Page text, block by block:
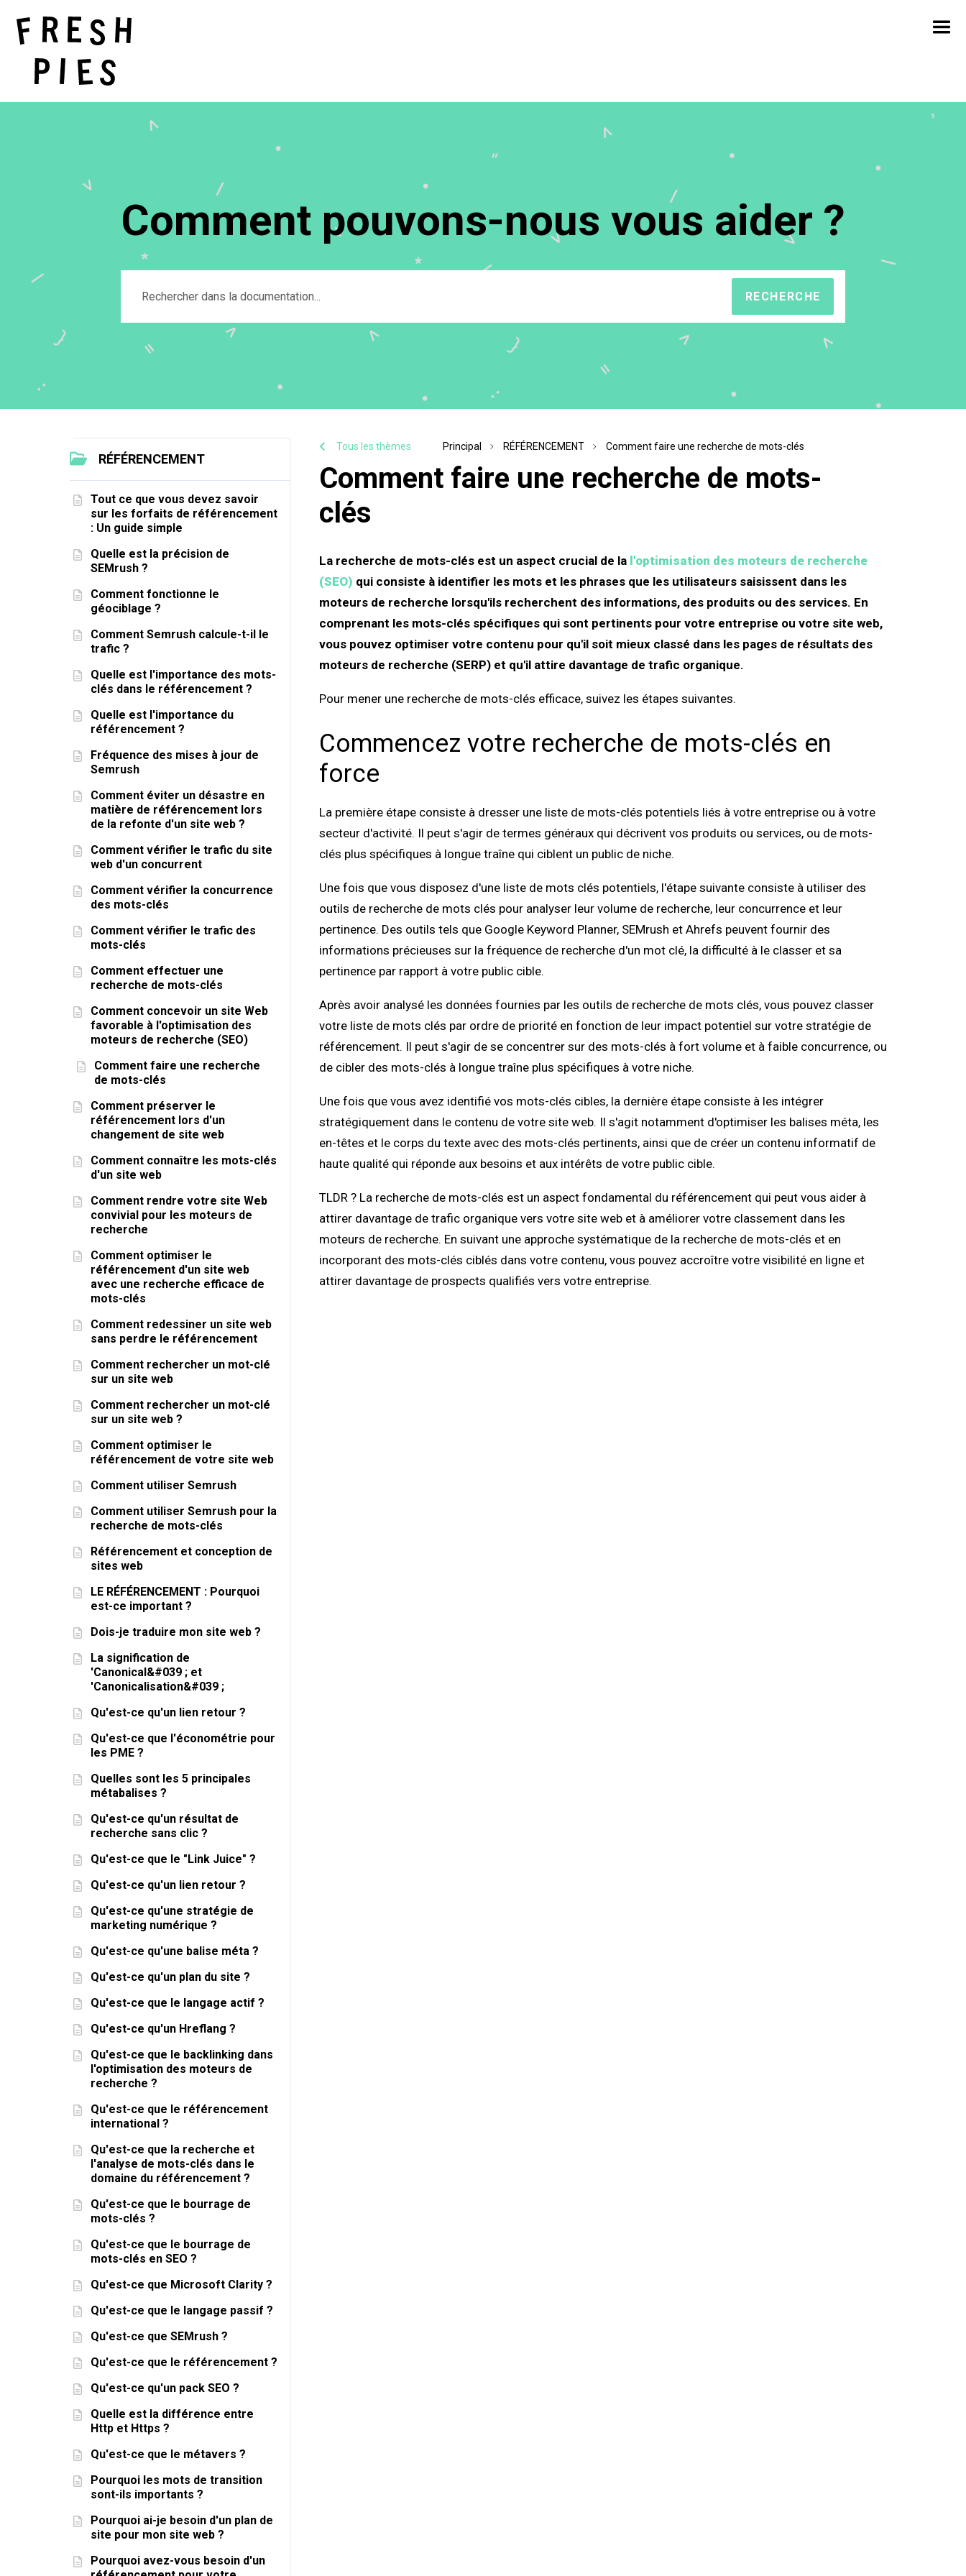
Comment pouvons-nous vous aider ?
RECHERCHE
RÉFÉRENCEMENT
Tout ce que vous devez savoir
sur les forfaits de référencement
: Un guide simple
Quelle est la précision de
SEMrush ?
Comment fonctionne le
géociblage ?
Comment Semrush calcule-t-il le
trafic ?
Quelle est l'importance des mots-
clés dans le référencement ?
Quelle est l'importance du
référencement ?
Fréquence des mises à jour de
Semrush
Comment éviter un désastre en
matière de référencement lors
de la refonte d'un site web ?
Comment vérifier le trafic du site
web d'un concurrent
Comment vérifier la concurrence
des mots-clés
Comment vérifier le trafic des
mots-clés
Comment effectuer une
recherche de mots-clés
Comment concevoir un site Web
favorable à l'optimisation des
moteurs de recherche (SEO)
Comment faire une recherche
de mots-clés
Comment préserver le
référencement lors d'un
changement de site web
Comment connaître les mots-clés
d'un site web
Comment rendre votre site Web
convivial pour les moteurs de
recherche
Comment optimiser le
référencement d'un site web
avec une recherche efficace de
mots-clés
Comment redessiner un site web
sans perdre le référencement
Comment rechercher un mot-clé
sur un site web
Comment rechercher un mot-clé
sur un site web ?
Comment optimiser le
référencement de votre site web
Comment utiliser Semrush
Comment utiliser Semrush pour la
recherche de mots-clés
Référencement et conception de
sites web
LE RÉFÉRENCEMENT : Pourquoi
est-ce important ?
Dois-je traduire mon site web ?
La signification de
'Canonical&#039 ; et
'Canonicalisation&#039 ;
Qu'est-ce qu'un lien retour ?
Qu'est-ce que l'économétrie pour
les PME ?
Quelles sont les 5 principales
métabalises ?
Qu'est-ce qu'un résultat de
recherche sans clic ?
Qu'est-ce que le "Link Juice" ?
Qu'est-ce qu'un lien retour ?
Qu'est-ce qu'une stratégie de
marketing numérique ?
Qu'est-ce qu'une balise méta ?
Qu'est-ce qu'un plan du site ?
Qu'est-ce que le langage actif ?
Qu'est-ce qu'un Hreflang ?
Qu'est-ce que le backlinking dans
l'optimisation des moteurs de
recherche ?
Qu'est-ce que le référencement
international ?
Qu'est-ce que la recherche et
l'analyse de mots-clés dans le
domaine du référencement ?
Qu'est-ce que le bourrage de
mots-clés ?
Qu'est-ce que le bourrage de
mots-clés en SEO ?
Qu'est-ce que Microsoft Clarity ?
Qu'est-ce que le langage passif ?
Qu'est-ce que SEMrush ?
Qu'est-ce que le référencement ?
Qu'est-ce qu'un pack SEO ?
Quelle est la différence entre
Http et Https ?
Qu'est-ce que le métavers ?
Pourquoi les mots de transition
sont-ils importants ?
Pourquoi ai-je besoin d'un plan de
site pour mon site web ?
Pourquoi avez-vous besoin d'un
Tous les thèmes Principal RÉFÉRENCEMENT Comment faire une recherche de mots-clés
Comment faire une recherche de mots-
clés
La recherche de mots-clés est un aspect crucial de la l'optimisation des moteurs de recherche
(SEO) qui consiste à identifier les mots et les phrases que les utilisateurs saisissent dans les
moteurs de recherche lorsqu'ils recherchent des informations, des produits ou des services. En
comprenant les mots-clés spécifiques qui sont pertinents pour votre entreprise ou votre site web,
vous pouvez optimiser votre contenu pour qu'il soit mieux classé dans les pages de résultats des
moteurs de recherche (SERP) et qu'il attire davantage de trafic organique.
Pour mener une recherche de mots-clés efficace, suivez les étapes suivantes.
Commencez votre recherche de mots-clés en
force
La première étape consiste à dresser une liste de mots-clés potentiels liés à votre entreprise ou à votre
secteur d'activité. Il peut s'agir de termes généraux qui décrivent vos produits ou services, ou de mots-
clés plus spécifiques à longue traîne qui ciblent un public de niche.
Une fois que vous disposez d'une liste de mots clés potentiels, l'étape suivante consiste à utiliser des
outils de recherche de mots clés pour analyser leur volume de recherche, leur concurrence et leur
pertinence. Des outils tels que Google Keyword Planner, SEMrush et Ahrefs peuvent fournir des
informations précieuses sur la fréquence de recherche d'un mot clé, la difficulté à le classer et sa
pertinence par rapport à votre public cible.
Après avoir analysé les données fournies par les outils de recherche de mots clés, vous pouvez classer
votre liste de mots clés par ordre de priorité en fonction de leur impact potentiel sur votre stratégie de
référencement. Il peut s'agir de se concentrer sur des mots-clés à fort volume et à faible concurrence, ou
de cibler des mots-clés à longue traîne plus spécifiques à votre niche.
Une fois que vous avez identifié vos mots-clés cibles, la dernière étape consiste à les intégrer
stratégiquement dans le contenu de votre site web. Il s'agit notamment d'optimiser les balises méta, les
en-têtes et le corps du texte avec des mots-clés pertinents, ainsi que de créer un contenu informatif de
haute qualité qui réponde aux besoins et aux intérêts de votre public cible.
TLDR ? La recherche de mots-clés est un aspect fondamental du référencement qui peut vous aider à
attirer davantage de trafic organique vers votre site web et à améliorer votre classement dans les
moteurs de recherche. En suivant une approche systématique de la recherche de mots-clés et en
incorporant des mots-clés ciblés dans votre contenu, vous pouvez accroître votre visibilité en ligne et
attirer davantage de prospects qualifiés vers votre entreprise.